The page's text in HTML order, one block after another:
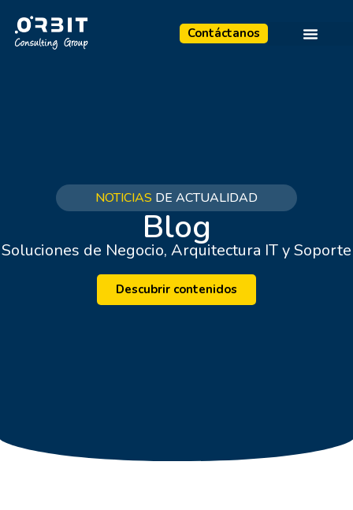
Contáctanos
NOTICIAS DE ACTUALIDAD
Blog
Soluciones de Negocio, Arquitectura IT y Soporte
Descubrir contenidos